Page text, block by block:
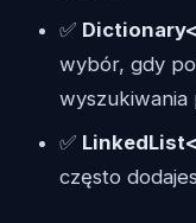
✅
wybór, gdy
✅
często